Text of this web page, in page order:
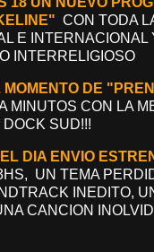
CON TODA
E INTERNACIONAL
INTERRELIGIOSO
MOMENTO DE
MINUTOS CON LA
SUD!!!
DIA ENVIO
UN TEMA
INEDITO,
CANCION